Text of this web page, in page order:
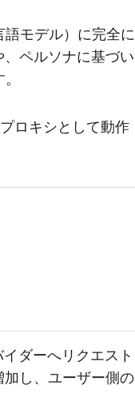
モデル）に完全に
ペルソナに基づい
ロキシとして動作
ダーへリクエスト
し、ユーザー側の